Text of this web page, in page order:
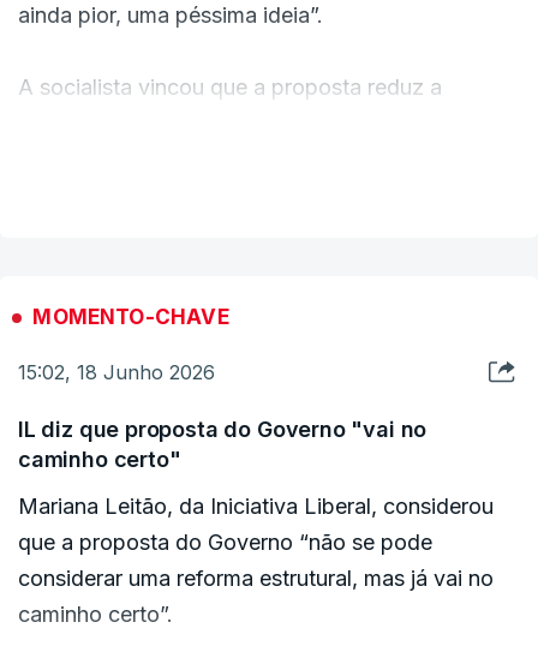
ainda pior, uma péssima ideia”.
A socialista vincou que a proposta reduz a
MOMENTO-CHAVE
15:02, 18 Junho 2026
IL diz que proposta do Governo "vai no
caminho certo"
Mariana Leitão, da Iniciativa Liberal, considerou
que a proposta do Governo “não se pode
considerar uma reforma estrutural, mas já vai no
caminho certo”.